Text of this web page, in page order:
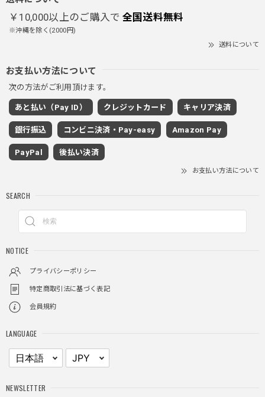
グレー/M
2025/11/28
着心地もいいしカジュアル味が出ていい
リティ
る。特に腕周りがいい感じ。
￥10,000以上のご購入で 全国送料無料
※沖縄を除く(2000円)
送料について
お支払い方法について
次の方法がご利用頂けます。
あと払い（Pay ID） クレジットカード キャリア決済
銀行振込 コンビニ決済・Pay-easy Amazon Pay
PayPal 後払い決済
お支払い方法について
SEARCH
NOTICE
プライバシーポリシー
特定商取引法に基づく表記
会員規約
LANGUAGE
NEWSLETTER